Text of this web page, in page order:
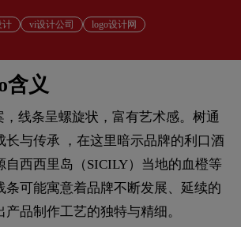
计 vi设计公司 logo设计网
含义
线条呈螺旋状，富有艺术感。树通
长与传承 ，在这里暗示品牌的利口酒
自西西里岛（SICILY）当地的血橙等
条可能寓意着品牌不断发展、延续的
品制作工艺的独特与精细。